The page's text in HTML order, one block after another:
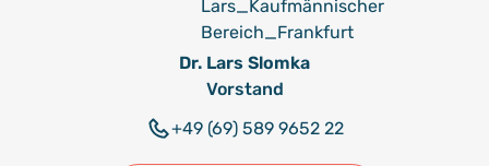
Dr. Lars Slomka
Vorstand
+49 (69) 589 9652 22